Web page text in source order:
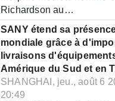
Richardson au…
SANY étend sa
mondiale grâce à
livraisons
Amérique du Sud et en
SHANGHAI, jeu., août 6
20:49